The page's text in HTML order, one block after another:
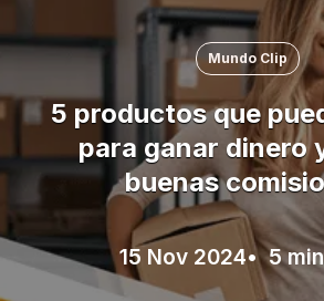
Mundo Clip
5 productos que
para ganar dinero
buenas
15 Nov 2024• 5